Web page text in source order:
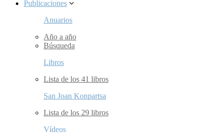
Publicaciones
Anuarios
Año a año
Búsqueda
Libros
Lista de los 41 libros
San Joan Konpartsa
Lista de los 29 libros
Vídeos